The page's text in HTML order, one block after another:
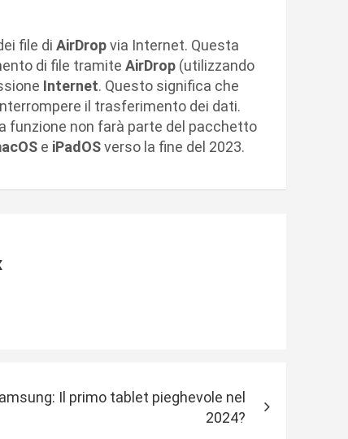
file di AirDropvia Internet. Questa
di file tramite AirDrop (utilizzando
Internet. Questo significa che
il trasferimento dei dati.
funzione non farà parte del pacchetto
e iPadOSverso la fine del 2023.
Il primo tablet pieghevole nel
2024?